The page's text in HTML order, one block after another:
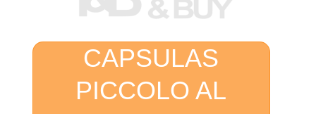
CAPSULAS
PICCOLO AL